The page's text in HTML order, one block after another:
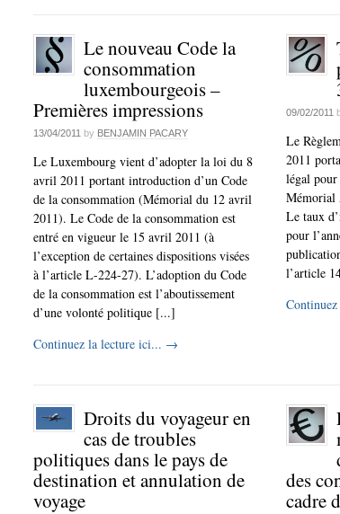
Le nouveau Code la
consommation
luxembourgeois –
Premières impressions
13/04/2011 by BENJAMIN PACARY
Le Luxembourg vient d’adopter la loi du 8
avril 2011 portant introduction d’un Code
de la consommation (Mémorial du 12 avril
2011). Le Code de la consommation est
entré en vigueur le 15 avril 2011 (à
l’exception de certaines dispositions visées
à l’article L-224-27). L’adoption du Code
de la consommation est l’aboutissement
d’une volonté politique [...]
Continuez la lecture ici... →
09/02/2011
Le
2011
légal pour
Mémorial
Le taux
pour
l’article
Droits du voyageur en
cas de troubles
politiques dans le pays de
destination et annulation de
voyage
des
cadre